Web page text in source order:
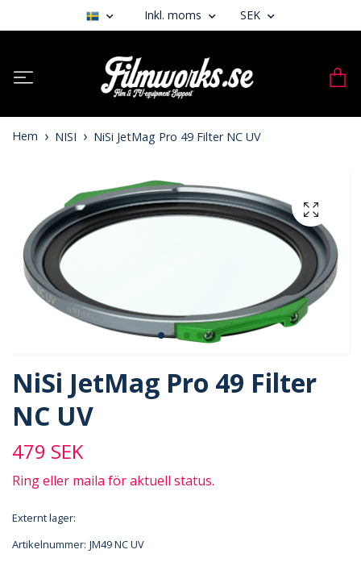
Inkl. moms SEK
Hem NISI NiSi JetMag Pro 49 Filter NC UV
NiSi JetMag Pro 49 Filter
NC UV
479 SEK
Ring eller maila för aktuell status.
Externt lager:
Artikelnummer: JM49 NC UV